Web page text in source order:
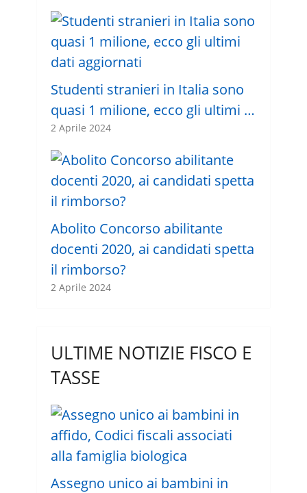
Studenti stranieri in Italia sono
quasi 1 milione, ecco gli ultimi …
2 Aprile 2024
Abolito Concorso abilitante
docenti 2020, ai candidati spetta
il rimborso?
2 Aprile 2024
ULTIME NOTIZIE FISCO E
TASSE
Assegno unico ai bambini in